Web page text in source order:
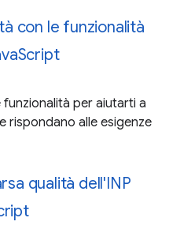
con le funzionalità
per aiutarti a
rispondano alle esigenze
qualità dell'INP